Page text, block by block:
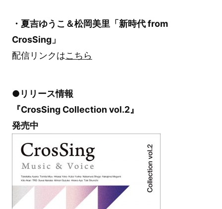
・夏吉ゆうこ＆松岡美里 「新時代 from
CrosSing」
配信リンクはこちら
●リリース情報
『CrosSing Collection vol.2』
発売中